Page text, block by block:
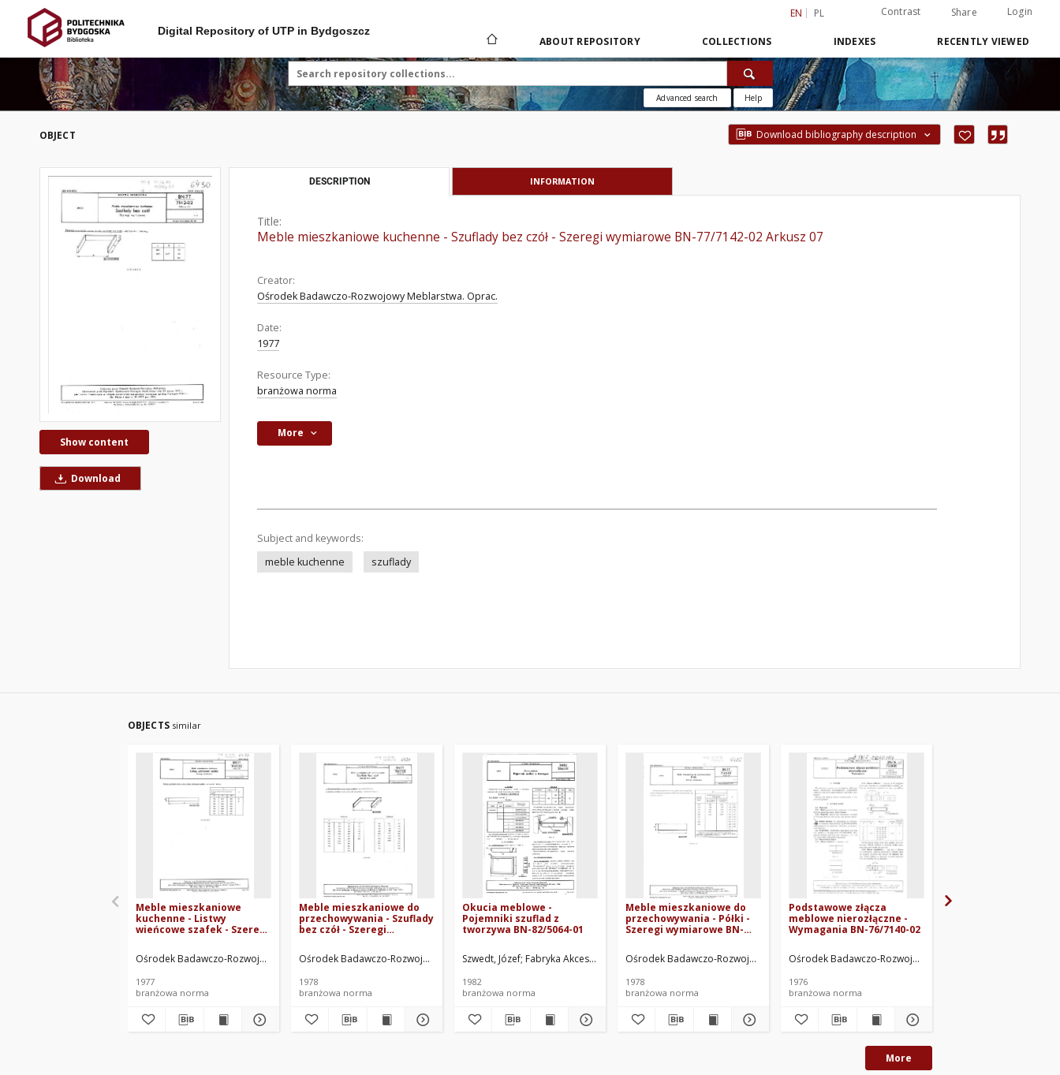
EN PL Contrast Share Login
Digital Repository of UTP in Bydgoszcz
ABOUT REPOSITORY COLLECTIONS INDEXES RECENTLY VIEWED
Advanced search Help
OBJECT Download bibliography description
Show content
Download
DESCRIPTION INFORMATION
Title:
Meble mieszkaniowe kuchenne - Szuflady bez czół - Szeregi wymiarowe BN-77/7142-02 Arkusz 07
Creator:
Ośrodek Badawczo-Rozwojowy Meblarstwa. Oprac.
Date:
1977
Resource Type:
branżowa norma
More
Subject and keywords:
meble kuchenne
szuflady
OBJECTS similar
Meble mieszkaniowe
kuchenne - Listwy
wieńcowe szafek - Szeregi
Arkusz 03
Ośrodek Badawczo-Rozwojowy Meblarstwa. Oprac.
1977
branżowa norma
Meble mieszkaniowe do
przechowywania - Szuflady
bez czół - Szeregi
Arkusz 04
Ośrodek Badawczo-Rozwojowy Meblarstwa. Oprac.
1978
branżowa norma
Okucia meblowe -
Pojemniki szuflad z
tworzywa BN-82/5064-01
Szwedt, Józef Fabryka Akcesoriów Meblowych w Chełmnie. Oprac. Zakład Wzorcowania i Badania Okuć Meblowych w Bydgoszczy.
1982
branżowa norma
Meble mieszkaniowe do
przechowywania - Półki -
Szeregi wymiarowe BN-
Ośrodek Badawczo-Rozwojowy Meblarstwa. Oprac.
1978
branżowa norma
Podstawowe złącza
meblowe nierozłączne -
Wymagania BN-76/7140-02
Ośrodek Badawczo-Rozwojowy Meblarstwa, Poznań. Oprac.
1976
branżowa norma
More